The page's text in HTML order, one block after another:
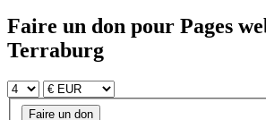
Faire un don pour Pages
Terraburg